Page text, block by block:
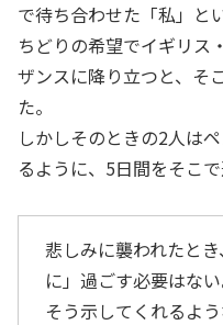
で待ち合わせた「私」と
ちどりの希望でイギリス
ザンスに降り立つと、そ
た。
しかしそのときの2人は
るように、5日間をそこ
悲しみに襲われたと
に」過ごす必要はない
そう示してくれるよ